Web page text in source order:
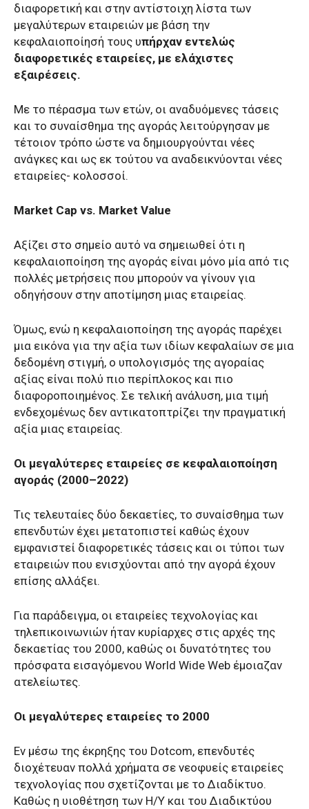
διαφορετική και στην αντίστοιχη λίστα των
μεγαλύτερων εταιρειών με βάση την
κεφαλαιοποίησή τους υπήρχαν εντελώς
διαφορετικές εταιρείες, με ελάχιστες
εξαιρέσεις.
Με το πέρασμα των ετών, οι αναδυόμενες τάσεις
και το συναίσθημα της αγοράς λειτούργησαν με
τέτοιον τρόπο ώστε να δημιουργούνται νέες
ανάγκες και ως εκ τούτου να αναδεικνύονται νέες
εταιρείες- κολοσσοί.
Market Cap vs. Market Value
Αξίζει στο σημείο αυτό να σημειωθεί ότι η
κεφαλαιοποίηση της αγοράς είναι μόνο μία από τις
πολλές μετρήσεις που μπορούν να γίνουν για
οδηγήσουν στην αποτίμηση μιας εταιρείας.
Όμως, ενώ η κεφαλαιοποίηση της αγοράς παρέχει
μια εικόνα για την αξία των ιδίων κεφαλαίων σε μια
δεδομένη στιγμή, ο υπολογισμός της αγοραίας
αξίας είναι πολύ πιο περίπλοκος και πιο
διαφοροποιημένος. Σε τελική ανάλυση, μια τιμή
ενδεχομένως δεν αντικατοπτρίζει την πραγματική
αξία μιας εταιρείας.
Οι μεγαλύτερες εταιρείες σε κεφαλαιοποίηση
αγοράς (2000–2022)
Τις τελευταίες δύο δεκαετίες, το συναίσθημα των
επενδυτών έχει μετατοπιστεί καθώς έχουν
εμφανιστεί διαφορετικές τάσεις και οι τύποι των
εταιρειών που ενισχύονται από την αγορά έχουν
επίσης αλλάξει.
Για παράδειγμα, οι εταιρείες τεχνολογίας και
τηλεπικοινωνιών ήταν κυρίαρχες στις αρχές της
δεκαετίας του 2000, καθώς οι δυνατότητες του
πρόσφατα εισαγόμενου World Wide Web έμοιαζαν
ατελείωτες.
Οι μεγαλύτερες εταιρείες το 2000
Εν μέσω της έκρηξης του Dotcom, επενδυτές
διοχέτευαν πολλά χρήματα σε νεοφυείς εταιρείες
τεχνολογίας που σχετίζονται με το Διαδίκτυο.
Καθώς η υιοθέτηση των Η/Υ και του Διαδικτύου